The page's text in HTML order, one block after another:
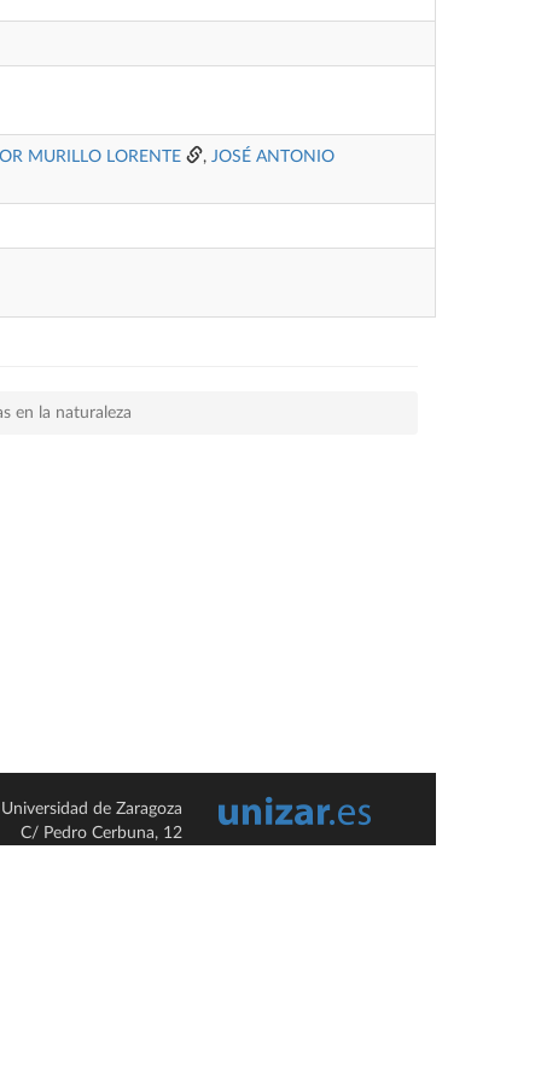
MURILLO LORENTE , JOSÉ ANTONIO
en la naturaleza
Universidad de Zaragoza
C/ Pedro Cerbuna, 12